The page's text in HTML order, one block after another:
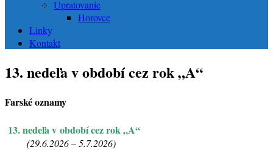
Upratovanie
Horovce
Linky
Kontakt
13. nedeľa v období cez rok „A“
Farské oznamy
13.nedeľa v období cez rok „A“
(29.6.2026 – 5.7.2026)